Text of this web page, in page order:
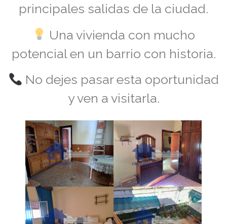
principales salidas de la ciudad.
Una vivienda con mucho
potencial en un barrio con historia.
No dejes pasar esta oportunidad
y ven a visitarla.